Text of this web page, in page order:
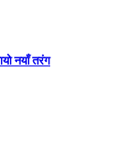
नयाँ तरंग